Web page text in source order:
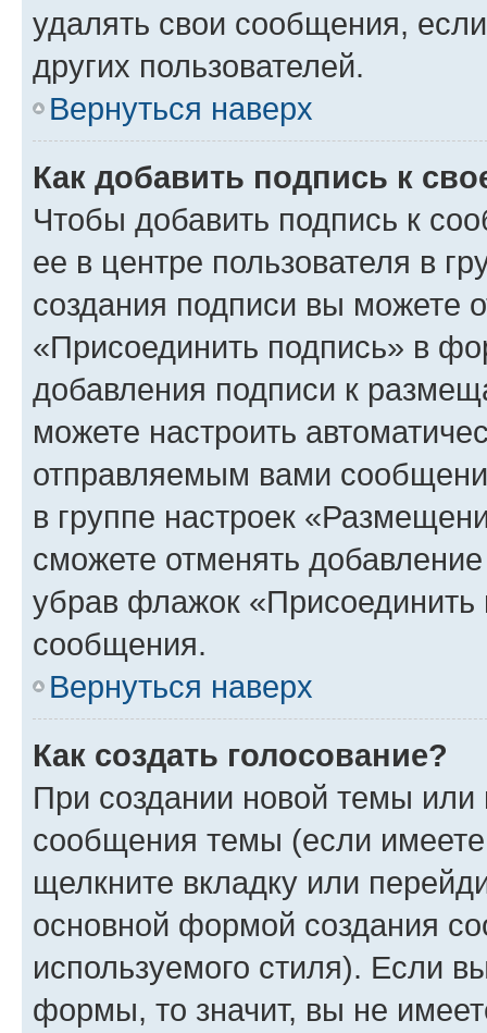
удалять свои сообщения,
других пользователей.
Вернуться наверх
Как добавить подпись к
Чтобы добавить подпись к
ее в центре пользователя в
создания подписи вы можете
«Присоединить подпись» в
добавления подписи к
можете настроить
отправляемым вами
в группе настроек
сможете отменять
убрав флажок
сообщения.
Вернуться наверх
Как создать голосование?
При создании новой темы или
сообщения темы (если
щелкните вкладку или
основной формой создания
используемого стиля). Если
формы, то значит, вы не